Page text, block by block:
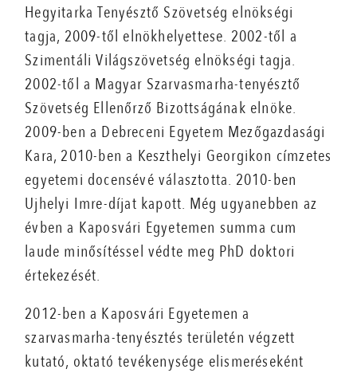
Hegyitarka Tenyésztő Szövetség elnökségi
tagja, 2009-től elnökhelyettese. 2002-től a
Szimentáli Világszövetség elnökségi tagja.
2002-től a Magyar Szarvasmarha-tenyésztő
Szövetség Ellenőrző Bizottságának elnöke.
2009-ben a Debreceni Egyetem Mezőgazdasági
Kara, 2010-ben a Keszthelyi Georgikon címzetes
egyetemi docensévé választotta. 2010-ben
Ujhelyi Imre-díjat kapott. Még ugyanebben az
évben a Kaposvári Egyetemen summa cum
laude minősítéssel védte meg PhD doktori
értekezését.
2012-ben a Kaposvári Egyetemen a
szarvasmarha-tenyésztés területén végzett
kutató, oktató tevékenysége elismeréseként